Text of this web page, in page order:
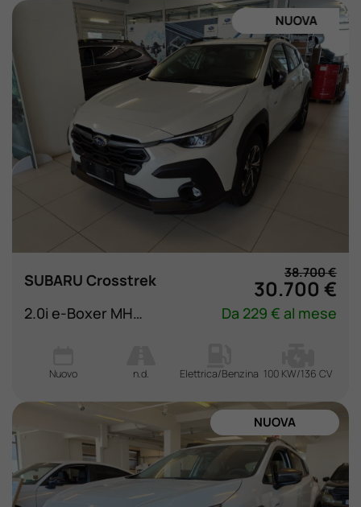
NUOVA
SUBARU Crosstrek 38.700 €
30.700 €
2.0i e-Boxer MHEV CVT Lineartronic Style Da 229 € al mese
Nuovo n.d. Elettrica/Benzina 100 KW/136 CV
NUOVA